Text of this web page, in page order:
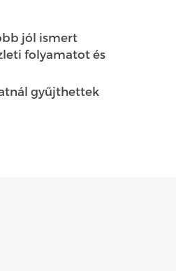
jól ismert
folyamatot és
gyűjthettek